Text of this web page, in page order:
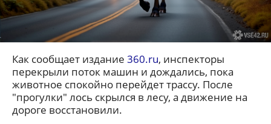
Как сообщает издание 360.ru, инспекторы
перекрыли поток машин и дождались, пока
животное спокойно перейдет трассу. После
"прогулки" лось скрылся в лесу, а движение на
дороге восстановили.